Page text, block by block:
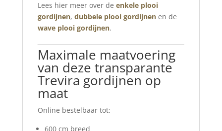
Lees hier meer over de enkele plooi
gordijnen, dubbele plooi gordijnenen de
wave plooi gordijnen.
Maximale maatvoering
van deze transparante
Trevira gordijnen op
maat
Online bestelbaar tot:
600 cm breed